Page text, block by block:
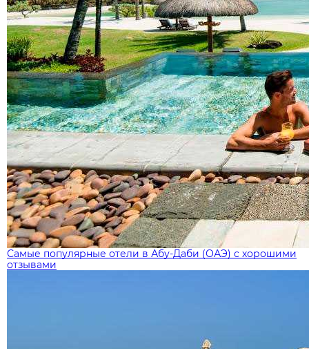
Самые популярные отели в Абу-Даби (ОАЭ) с хорошими
отзывами